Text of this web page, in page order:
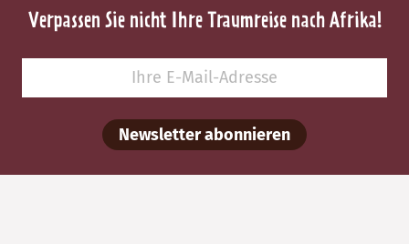
Verpassen Sie nicht Ihre Traumreise nach Afrika!
Newsletter abonnieren